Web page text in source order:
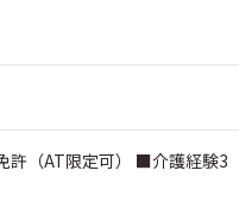
（AT限定可） ■介護経験3